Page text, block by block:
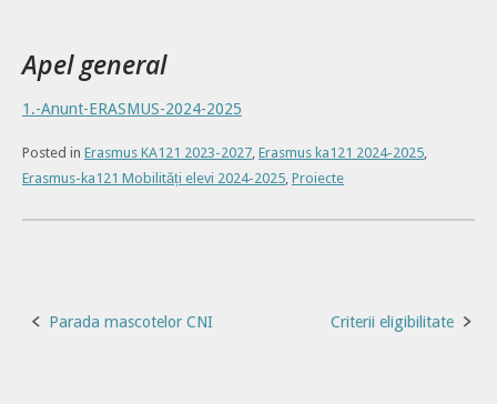
Apel general
1.-Anunt-ERASMUS-2024-2025
Posted in Erasmus KA121 2023-2027, Erasmus ka121 2024-2025,
Erasmus-ka121 Mobilități elevi 2024-2025, Proiecte
Post
Parada mascotelor CNI Criterii eligibilitate